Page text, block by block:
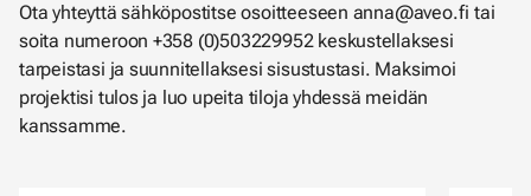
Ota yhteyttä sähköpostitse osoitteeseen anna@aveo.fi tai
soita numeroon +358 (0)503229952 keskustellaksesi
tarpeistasi ja suunnitellaksesi sisustustasi. Maksimoi
projektisi tulos ja luo upeita tiloja yhdessä meidän
kanssamme.